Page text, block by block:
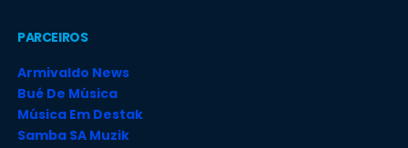
PARCEIROS
Armivaldo News
Bué De Música
Música Em Destak
Samba SA Muzik